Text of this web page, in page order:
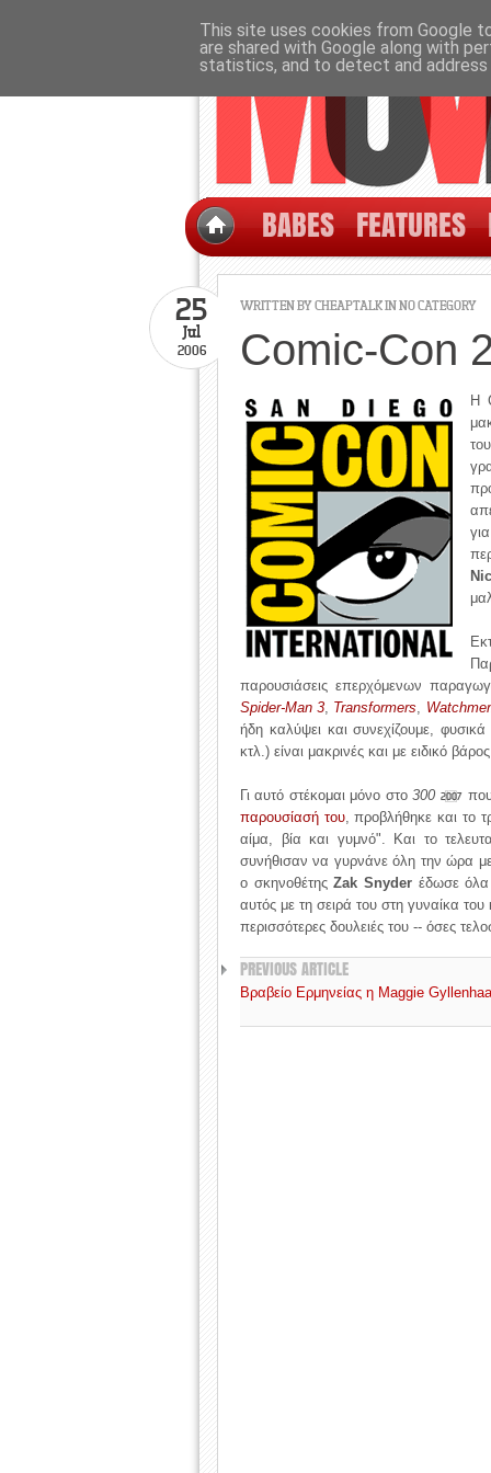
BABES FEATURES
WRITTEN BY CHEAPTALK IN NO CATEGORY
25
Jul
2006 Comic-Con
H
παρουσιάσεις επερχόμενων
Spider-Man 3, Transformers,
ήδη καλύψει και συνεχίζουμε,
κτλ.) είναι μακρινές και με ειδικό
Γι αυτό στέκομαι μόνο στο 300 2007
παρουσίασή του, προβλήθηκε και το
αίμα, βία και γυμνό". Και το
συνήθισαν να γυρνάνε όλη την ώρα
ο σκηνοθέτηςZak Snyder έδωσε όλα
αυτός με τη σειρά του στη γυναίκα
περισσότερες δουλειές του -- όσες
PREVIOUS ARTICLE
Βραβείο Ερμηνείας η Maggie
This site uses cookies from Google
are shared with Google along with
statistics, and to detect and address